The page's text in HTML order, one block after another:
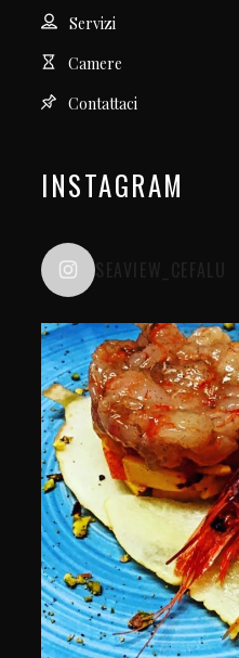
Servizi
Camere
Contattaci
INSTAGRAM